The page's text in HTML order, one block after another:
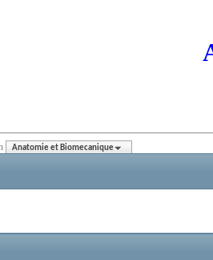
Anatomie et Biomecanique